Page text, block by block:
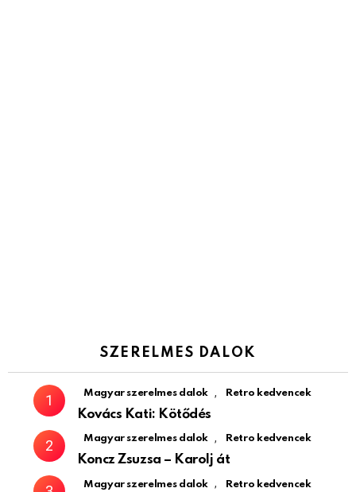
SZERELMES DALOK
Magyar szerelmes dalok , Retro kedvencek
Kovács Kati: Kötődés
Magyar szerelmes dalok , Retro kedvencek
Koncz Zsuzsa – Karolj át
Magyar szerelmes dalok , Retro kedvencek